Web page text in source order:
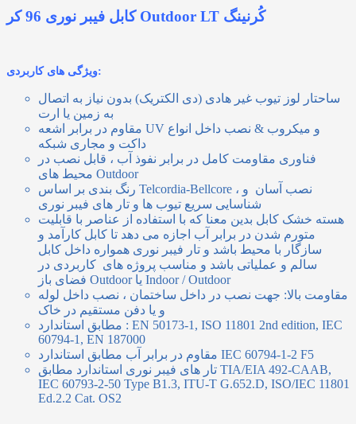
کابل فیبر نوری 96 کر Outdoor LT کُرنینگ
ویژگی های کاربردی:
ساحتار لوز تیوب غیر هادی (دی الکتریک) بدون نیاز به اتصال
به زمین یا ارت
مقاوم در برابر اشعه UV و میکروب & نصب داخل انواع
داکت و مجاری شبکه
فناوری مقاومت کامل در برابر نفوذ آب ، قابل نصب در
محیط های Outdoor
رنگ بندی بر اساس Telcordia-Bellcore ، نصب آسان و
شناسایی سریع تیوب ها و تار های فیبر نوری
هسته خشک کابل بدین معنا که با استفاده از عناصر با قابلیت
متورم شدن در برابر آب اجازه می دهد تا کابل کارآمد و
سازگار با محیط باشد و تار فیبر نوری همواره داخل کابل
سالم و عملیاتی باشد و مناسب پروژه های کاربردی در
فضای باز Outdoor یا Indoor / Outdoor
مقاومت بالا: جهت نصب در داخل ساختمان ، نصب داخل لوله
و یا دفن مستقیم در خاک
مطابق استاندارد : EN 50173-1, ISO 11801 2nd edition, IEC
60794-1, EN 187000
مقاوم در برابر آب مطابق استاندارد IEC 60794-1-2 F5
تار های فیبر نوری استاندارد مطابق TIA/EIA 492-CAAB,
IEC 60793-2-50 Type B1.3, ITU-T G.652.D, ISO/IEC 11801
Ed.2.2 Cat. OS2